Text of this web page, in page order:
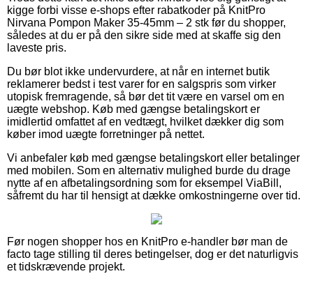
kigge forbi visse e-shops efter rabatkoder på KnitPro
Nirvana Pompon Maker 35-45mm – 2 stk før du shopper,
således at du er på den sikre side med at skaffe sig den
laveste pris.
Du bør blot ikke undervurdere, at når en internet butik
reklamerer bedst i test varer for en salgspris som virker
utopisk fremragende, så bør det tit være en varsel om en
uægte webshop. Køb med gængse betalingskort er
imidlertid omfattet af en vedtægt, hvilket dækker dig som
køber imod uægte forretninger på nettet.
Vi anbefaler køb med gængse betalingskort eller betalinger
med mobilen. Som en alternativ mulighed burde du drage
nytte af en afbetalingsordning som for eksempel ViaBill,
såfremt du har til hensigt at dække omkostningerne over tid.
Før nogen shopper hos en KnitPro e-handler bør man de
facto tage stilling til deres betingelser, dog er det naturligvis
et tidskrævende projekt.